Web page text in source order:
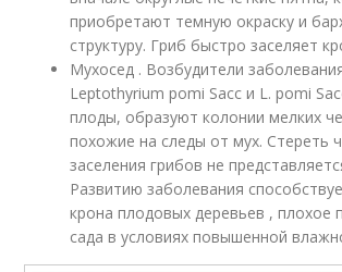
приобретают темную окраску и
структуру. Гриб быстро заселяет
Мухосед . Возбудители
Leptothyrium pomi Sacc и L. pomi
плоды, образуют колонии мелких
похожие на следы от мух. Стереть
заселения грибов не
Развитию заболевания
крона плодовых деревьев , плохое
сада в условиях повышенной